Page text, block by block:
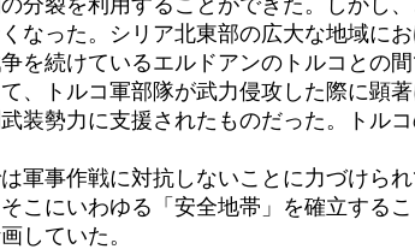
なった。シリア北東部の広大な地域に
を続けているエルドアンのトルコとの
トルコ軍部隊が武力侵攻した際に顕
装勢力に支援されたものだった。トル
事作戦に対抗しないことに力づけら
こにいわゆる「安全地帯」を確立する
していた。